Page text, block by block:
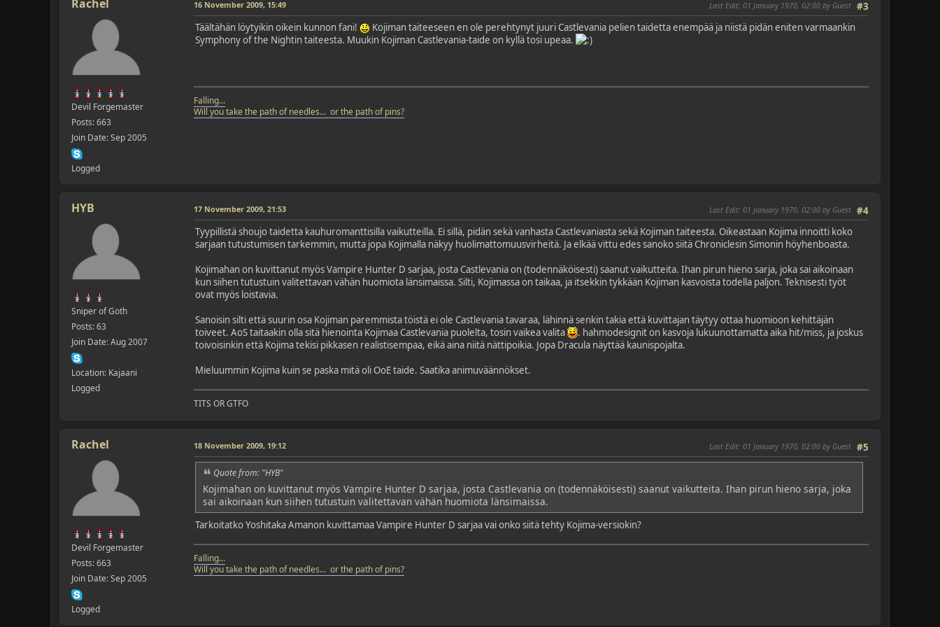
Rachel
Devil Forgemaster
Posts: 663
Join Date: Sep 2005
Logged
#3
16 November 2009, 15:49 Last Edit: 01 January 1970, 02:00 by Guest
Täältähän löytyikin oikein kunnon fani!
Kojiman taiteeseen en ole perehtynyt juuri Castlevania pelien taidetta enempää ja niistä pidän eniten varmaankin
Symphony of the Nightin taiteesta. Muukin Kojiman Castlevania-taide on kyllä tosi upeaa.
Falling...
Will you take the path of needles... or the path of pins?
HYB
Sniper of Goth
Posts: 63
Join Date: Aug 2007
Location: Kajaani
Logged
#4
17 November 2009, 21:53 Last Edit: 01 January 1970, 02:00 by Guest
Tyypillistä shoujo taidetta kauhuromanttisilla vaikutteilla. Ei sillä, pidän sekä vanhasta Castlevaniasta sekä Kojiman taiteesta. Oikeastaan Kojima innoitti koko
sarjaan tutustumisen tarkemmin, mutta jopa Kojimalla näkyy huolimattomuusvirheitä. Ja elkää vittu edes sanoko siitä Chroniclesin Simonin höyhenboasta.
Kojimahan on kuvittanut myös Vampire Hunter D sarjaa, josta Castlevania on (todennäköisesti) saanut vaikutteita. Ihan pirun hieno sarja, joka sai aikoinaan
kun siihen tutustuin valitettavan vähän huomiota länsimaissa. Silti, Kojimassa on taikaa, ja itsekkin tykkään Kojiman kasvoista todella paljon. Teknisesti työt
ovat myös loistavia.
Sanoisin silti että suurin osa Kojiman paremmista töistä ei ole Castlevania tavaraa, lähinnä senkin takia että kuvittajan täytyy ottaa huomioon kehittäjän
toiveet. AoS taitaakin olla sitä hienointa Kojimaa Castlevania puolelta, tosin vaikea valita
. hahmodesignit on kasvoja lukuunottamatta aika hit/miss, ja joskus
toivoisinkin että Kojima tekisi pikkasen realistisempaa, eikä aina niitä nättipoikia. Jopa Dracula näyttää kaunispojalta.
Mieluummin Kojima kuin se paska mitä oli OoE taide. Saatika animuväännökset.
TITS OR GTFO
Rachel
Devil Forgemaster
Posts: 663
Join Date: Sep 2005
Logged
#5
18 November 2009, 19:12 Last Edit: 01 January 1970, 02:00 by Guest
Quote from: "HYB"
Kojimahan on kuvittanut myös Vampire Hunter D sarjaa, josta Castlevania on (todennäköisesti) saanut vaikutteita. Ihan pirun hieno sarja, joka
sai aikoinaan kun siihen tutustuin valitettavan vähän huomiota länsimaissa.
Tarkoitatko Yoshitaka Amanon kuvittamaa Vampire Hunter D sarjaa vai onko siitä tehty Kojima-versiokin?
Falling...
Will you take the path of needles... or the path of pins?